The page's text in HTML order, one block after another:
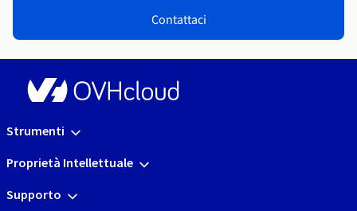
Contattaci
Strumenti
Proprietà Intellettuale
Supporto